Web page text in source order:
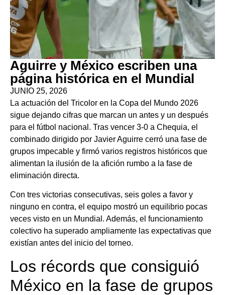
Aguirre y México escriben una
página histórica en el Mundial
JUNIO 25, 2026
La actuación del Tricolor en la Copa del Mundo 2026
sigue dejando cifras que marcan un antes y un después
para el fútbol nacional. Tras vencer 3-0 a Chequia, el
combinado dirigido por Javier Aguirre cerró una fase de
grupos impecable y firmó varios registros históricos que
alimentan la ilusión de la afición rumbo a la fase de
eliminación directa.
Con tres victorias consecutivas, seis goles a favor y
ninguno en contra, el equipo mostró un equilibrio pocas
veces visto en un Mundial. Además, el funcionamiento
colectivo ha superado ampliamente las expectativas que
existían antes del inicio del torneo.
Los récords que consiguió
México en la fase de grupos